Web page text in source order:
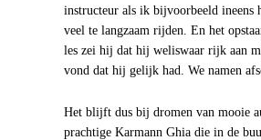
instructeur als ik bijvoorbeeld ineens
veel te langzaam rijden. En het
les zei hij dat hij weliswaar rijk aan
vond dat hij gelijk had. We namen
Het blijft dus bij dromen van mooie
prachtige Karmann Ghia die in de